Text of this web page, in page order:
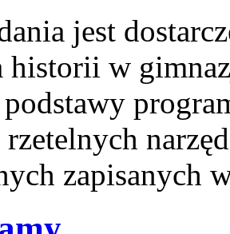
jest
historii w
zapisanych